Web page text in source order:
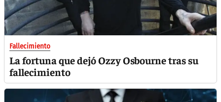
Fallecimiento
La fortuna que dejó Ozzy Osbourne tras su
fallecimiento